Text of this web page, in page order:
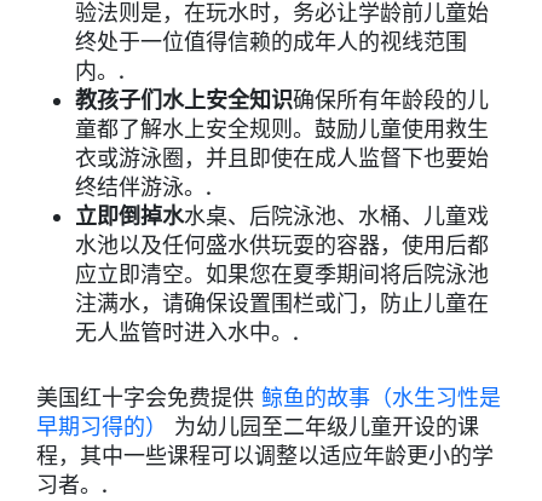
验法则是，在玩水时，务必让学龄前儿童始
终处于一位值得信赖的成年人的视线范围
内。.
教孩子们水上安全知识确保所有年龄段的儿
童都了解水上安全规则。鼓励儿童使用救生
衣或游泳圈，并且即使在成人监督下也要始
终结伴游泳。.
立即倒掉水水桌、后院泳池、水桶、儿童戏
水池以及任何盛水供玩耍的容器，使用后都
应立即清空。如果您在夏季期间将后院泳池
注满水，请确保设置围栏或门，防止儿童在
无人监管时进入水中。.
美国红十字会免费提供 鲸鱼的故事（水生习性是
早期习得的）
为幼儿园至二年级儿童开设的课
程，其中一些课程可以调整以适应年龄更小的学
习者。.